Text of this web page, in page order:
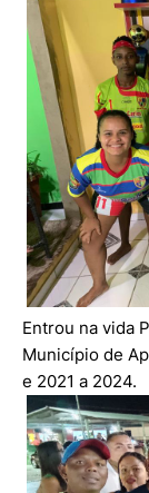
Entrou na vida
Município de
e 2021 a 2024.